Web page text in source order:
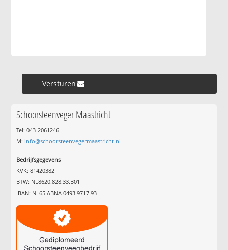
Versturen »
Schoorsteenveger Maastricht
Tel: 043-2061246
M: info@schoorsteenvegermaastricht.nl
Bedrijfsgegevens
KVK: 81420382
BTW: NL8620.828.33.B01
IBAN: NL65 ABNA 0493 9717 93